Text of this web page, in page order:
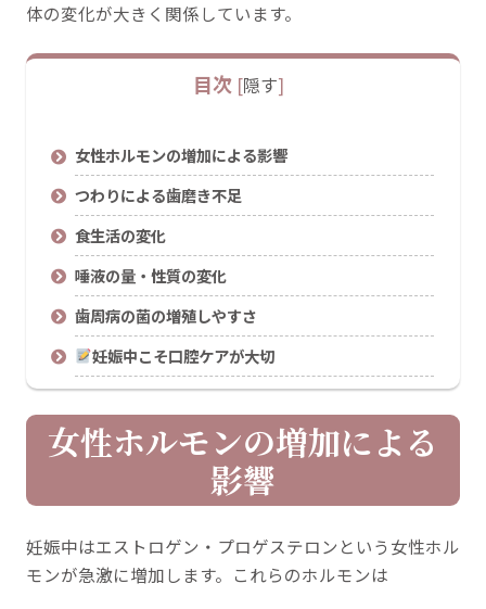
体の変化が大きく関係しています。
目次 [隠す]
女性ホルモンの増加による影響
つわりによる歯磨き不足
食生活の変化
唾液の量・性質の変化
歯周病の菌の増殖しやすさ
妊娠中こそ口腔ケアが大切
女性ホルモンの増加による
影響
妊娠中はエストロゲン・プロゲステロンという女性ホル
モンが急激に増加します。これらのホルモンは